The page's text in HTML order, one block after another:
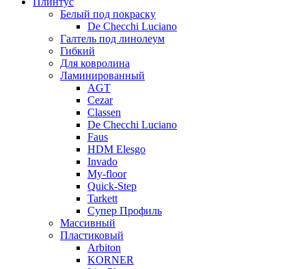
Белый под покраску
De Checchi Luciano
Галтель под линолеум
Гибкий
Для ковролина
Ламинированный
AGT
Cezar
Classen
De Checchi Luciano
Faus
HDM Elesgo
Invado
My-floor
Quick-Step
Tarkett
Супер Профиль
Массивный
Пластиковый
Arbiton
KORNER